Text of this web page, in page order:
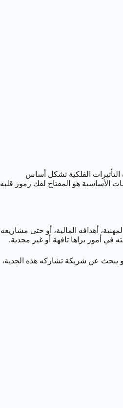
الفلكية تشكل أساس
الأساسية هو المفتاح لفك رموز قلبه
أهدافه المالية، أو حتى مشاريعه
أمور يراها تافهة أو غير مجدية.
يبحث عن شريكة تشاركه هذه الجدية،